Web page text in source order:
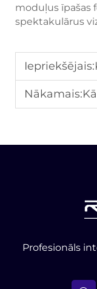
moduļus īpašas
spektakulārus
Iepriekšējais:
Nākamais:Kā
Profesionāls